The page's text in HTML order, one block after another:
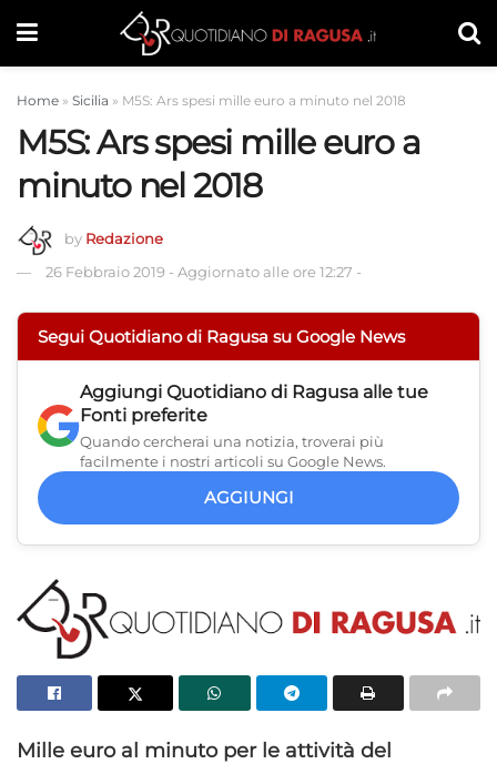
Home » Sicilia » M5S: Ars spesi mille euro a minuto nel 2018
M5S: Ars spesi mille euro a
minuto nel 2018
by Redazione
26 Febbraio 2019 - Aggiornato alle ore 12:27 -
Segui Quotidiano di Ragusa su Google News
Aggiungi Quotidiano di Ragusa alle tue
Fonti preferite
Quando cercherai una notizia, troverai più
facilmente i nostri articoli su Google News.
AGGIUNGI
Mille euro al minuto per le attività del